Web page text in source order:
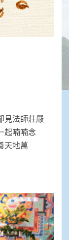
續
見法師莊嚴
起喃喃念
天地萬